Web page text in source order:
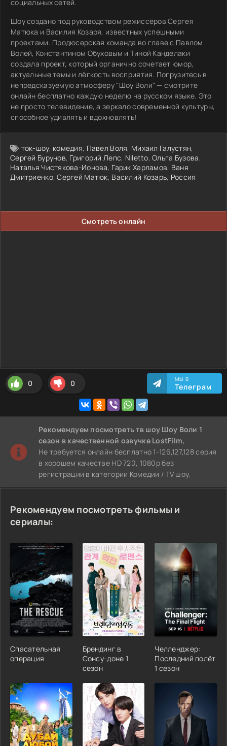
социальных сетей.
Шоу создано под руководством режиссёров Сергея
Матюка и Василия Козаря, известных успешными
проектами. Продюсерская команда во главе с Павлом
Волей, Константином Обуховым и Тиной Канделаки
создала проект, который органично сочетает юмор,
актуальные темы и лёгкость восприятия. Погрузитесь в
непредсказуемую атмосферу "Шоу Воли" — смотрите
онлайн бесплатно каждую неделю на русском языке. Это
не просто телевидение, а зеркало современной культуры,
способное удивлять и вдохновлять!
ток-шоу, комедия, Павел Воля, Михаил Галустян,
Сергей Бурунов, Григорий Лепс, Niletto,Ольга Бузова,
Наталья Чистякова-Ионова, Гарик Харламов, Ваня
Дмитриенко,Сергей Матюк, Василий Козарь, Россия
Смотреть онлайн
0 0 МЫ В
Телеграм
Рекомендуем посмотреть тв шоу Шоу Воли 1
сезон в качественной озвучке LostFilm,
Не требуется онлайн бесплатно 1-126,127,128 серия
в хорошем качестве HD 720, 1080p без
регистрации в категории Комедии / TV шоу.
Рекомендуем посмотреть фильмы и
сериалы:
Спасательная
операция
Брендинг в
Сонсу-доне 1
сезон
Челленджер:
Последний полёт
1 сезон